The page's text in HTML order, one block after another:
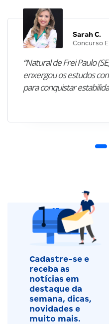
Sarah C.
Concurso
“Natural de Frei Paulo
enxergou os estudos
para conquistar
Cadastre-se e
receba as
notícias em
destaque da
semana, dicas,
novidades e
muito mais.